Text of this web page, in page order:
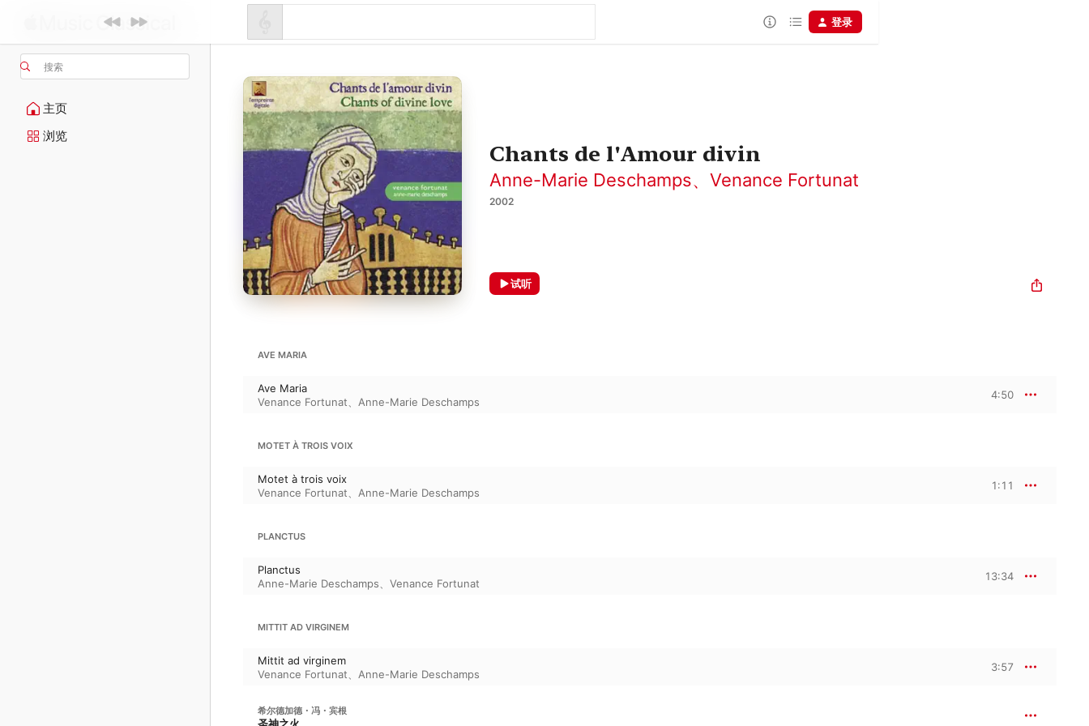
搜索
主页
浏览
登录
Chants de l'Amour divin
Anne-Marie Deschamps、 Venance Fortunat
2002
试听
AVE MARIA
Ave Maria
Venance Fortunat
Anne-Marie Deschamps
4:50
MOTET À TROIS VOIX
Motet à trois voix
Venance Fortunat
Anne-Marie Deschamps
1:11
PLANCTUS
Planctus
Anne-Marie Deschamps
Venance Fortunat
13:34
MITTIT AD VIRGINEM
Mittit ad virginem
Venance Fortunat
Anne-Marie Deschamps
3:57
希尔德加德・冯・宾根